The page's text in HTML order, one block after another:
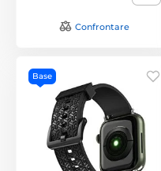
Confrontare
Base